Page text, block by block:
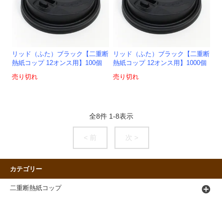
リッド（ふた）ブラック【二重断
熱紙コップ 12オンス用】100個
売り切れ
リッド（ふた）ブラック【二重断
熱紙コップ 12オンス用】1000個
売り切れ
全8件 1-8表示
< 前 次 >
カテゴリー
二重断熱紙コップ